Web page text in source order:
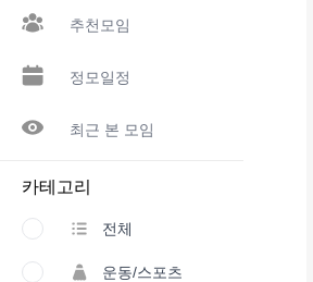
추천모임
정모일정
최근 본 모임
카테고리
전체
운동/스포츠